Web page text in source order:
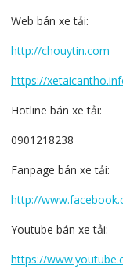
Web bán xe tải:
http://chouytin.com
https://
Hotline bán xe tải:
0901218238
Fanpage bán xe tải:
http://
Youtube bán xe tải:
https://